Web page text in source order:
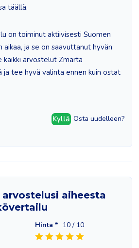
täällä.
on toiminut aktiivisesti Suomen
aikaa, ja se on saavuttanut hyvän
kaikki arvostelut Zmarta
ja tee hyvä valinta ennen kuin ostat
Kyllä Osta uudelleen?
aiheesta
Hinta * 10 / 10